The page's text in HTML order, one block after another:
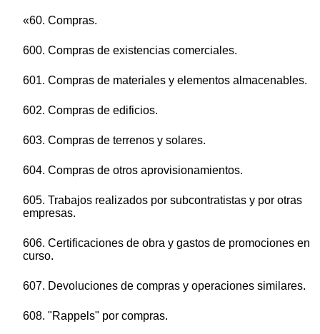
«60. Compras.
600. Compras de existencias comerciales.
601. Compras de materiales y elementos almacenables.
602. Compras de edificios.
603. Compras de terrenos y solares.
604. Compras de otros aprovisionamientos.
605. Trabajos realizados por subcontratistas y por otras
empresas.
606. Certificaciones de obra y gastos de promociones en
curso.
607. Devoluciones de compras y operaciones similares.
608. "Rappels" por compras.